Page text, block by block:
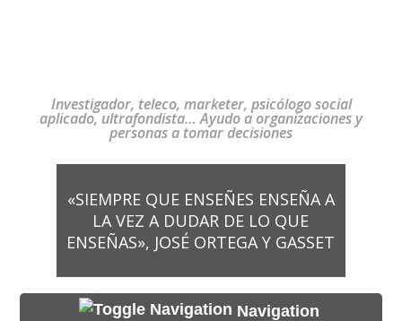
Investigador, teleco, marketer, psicólogo social
aplicado, ultrafondista… Ayudo a organizaciones y
personas a tomar decisiones
«SIEMPRE QUE ENSEÑES ENSEÑA A
LA VEZ A DUDAR DE LO QUE
ENSEÑAS», JOSÉ ORTEGA Y GASSET
Navigation